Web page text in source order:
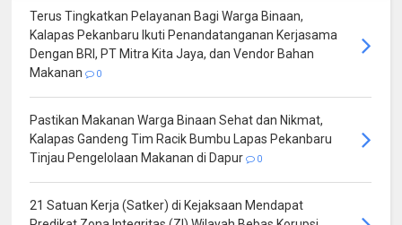
Terus Tingkatkan Pelayanan Bagi Warga Binaan,
Kalapas Pekanbaru Ikuti Penandatanganan Kerjasama
Dengan BRI, PT Mitra Kita Jaya, dan Vendor Bahan
Makanan
0
Pastikan Makanan Warga Binaan Sehat dan Nikmat,
Kalapas Gandeng Tim Racik Bumbu Lapas Pekanbaru
Tinjau Pengelolaan Makanan di Dapur
0
21 Satuan Kerja (Satker) di Kejaksaan Mendapat